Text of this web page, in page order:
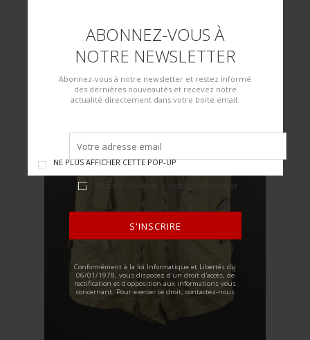
ABONNEZ-VOUS À
NOTRE NEWSLETTER
Abonnez-vous à notre newsletter et restez informé
des dernières nouveautés et recevez notre
actualité directement dans votre boite email.
Abonnez-vous à notre newsletter
S'INSCRIRE
Conformément à la loi Informatique et Libertés du
06/01/1978, vous disposez d'un droit d'accès, de
rectification et d'opposition aux informations vous
concernant. Pour exercer ce droit, contactez-nous
NE PLUS AFFICHER CETTE POP-UP